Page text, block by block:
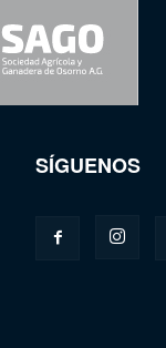
SÍGUENOS